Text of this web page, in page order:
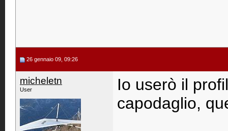
26 gennaio 09, 09:26
micheletn
User
Io userò il
capodaglio,